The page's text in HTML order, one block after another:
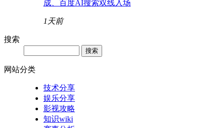
成、百度AI搜索双线入场
1天前
搜索
网站分类
技术分享
娱乐分享
影视攻略
知识wiki